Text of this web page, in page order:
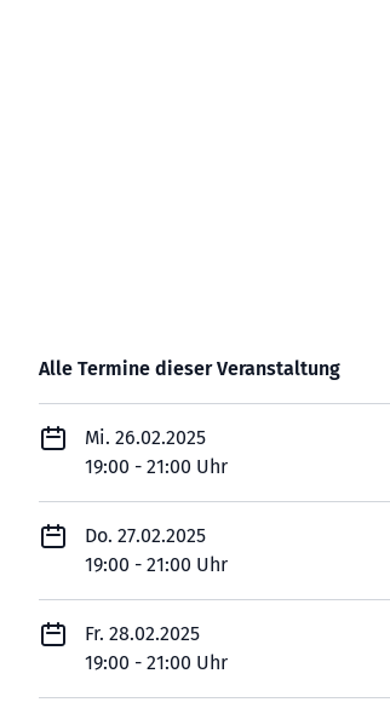
Alle Termine dieser Veranstaltung
Mi. 26.02.2025
19:00 - 21:00 Uhr
Do. 27.02.2025
19:00 - 21:00 Uhr
Fr. 28.02.2025
19:00 - 21:00 Uhr